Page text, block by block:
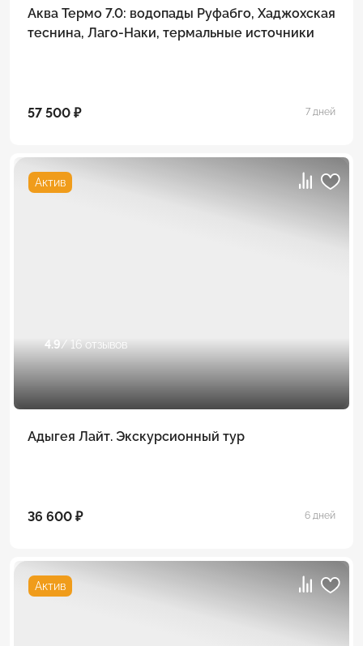
Аква Термо 7.0: водопады Руфабго, Хаджохская
теснина, Лаго-Наки, термальные источники
57 500 ₽ 7 дней
Актив
4.9/ 16 отзывов
Адыгея Лайт. Экскурсионный тур
36 600 ₽ 6 дней
Актив